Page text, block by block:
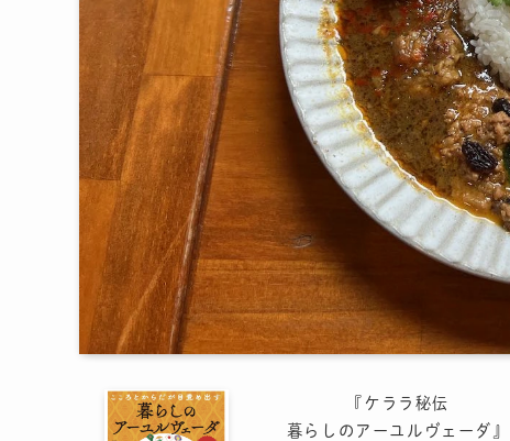
『ケララ秘伝
暮らしのアーユルヴェーダ』